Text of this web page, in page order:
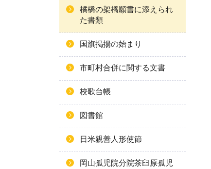
橘橋の架橋願書に添えられ
た書類
国旗掲揚の始まり
市町村合併に関する文書
校歌台帳
図書館
日米親善人形使節
岡山孤児院分院茶臼原孤児